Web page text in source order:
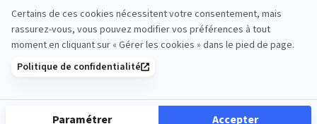
Luxe
Nature